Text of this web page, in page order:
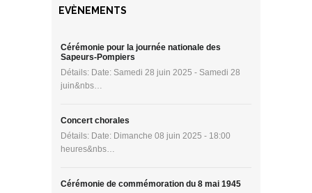
EVÈNEMENTS
Cérémonie pour la journée nationale des
Sapeurs-Pompiers
Détails: Date: Samedi 28 juin 2025 - Samedi 28
juin&nbs…
Concert chorales
Détails: Date: Dimanche 08 juin 2025 - 18:00
heures&nbs…
Cérémonie de commémoration du 8 mai 1945